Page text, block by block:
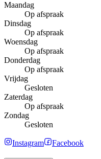
Maandag
Op afspraak
Dinsdag
Op afspraak
Woensdag
Op afspraak
Donderdag
Op afspraak
Vrijdag
Gesloten
Zaterdag
Op afspraak
Zondag
Gesloten
Instagram Facebook